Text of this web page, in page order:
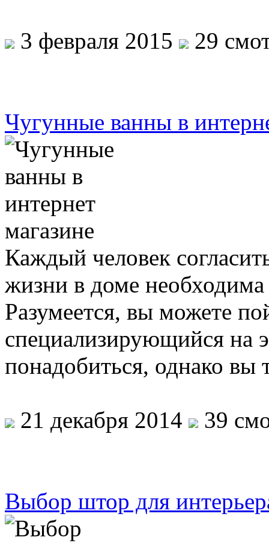
3 февраля 2015 29
Чугунные ванны в
Каждый человек
жизни в доме необходима
Разумеется, вы можете
специализирующийся на
понадобиться, однако вы
21 декабря 2014 39
Выбор штор для